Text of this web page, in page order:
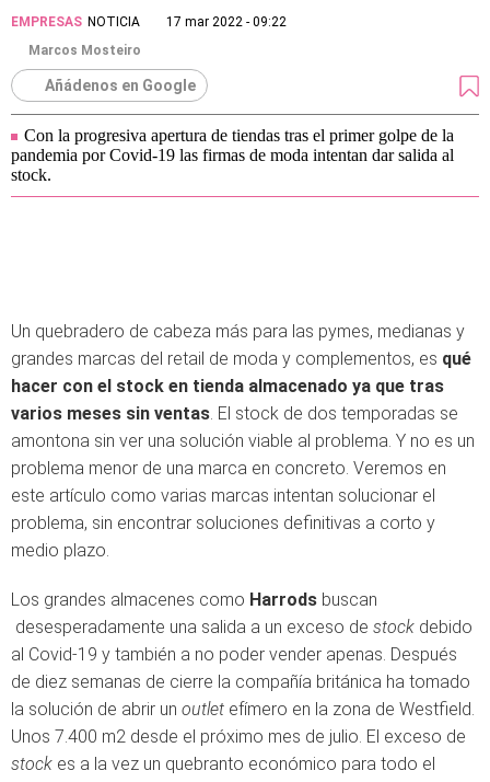
EMPRESAS NOTICIA
17 mar 2022 - 09:22
Marcos Mosteiro
Añádenos en Google
Con la progresiva apertura de tiendas tras el primer golpe de la
pandemia por Covid-19 las firmas de moda intentan dar salida al
stock.
Un quebradero de cabeza más para las pymes, medianas y
grandes marcas del retail de moda y complementos, es qué
hacer con el stock en tienda almacenado ya que tras
varios meses sin ventas. El stock de dos temporadas se
amontona sin ver una solución viable al problema. Y no es un
problema menor de una marca en concreto. Veremos en
este artículo como varias marcas intentan solucionar el
problema, sin encontrar soluciones definitivas a corto y
medio plazo.
Los grandes almacenes como Harrods buscan
desesperadamente una salida a un exceso de stock debido
al Covid-19 y también a no poder vender apenas. Después
de diez semanas de cierre la compañía británica ha tomado
la solución de abrir un outlet efímero en la zona de Westfield.
Unos 7.400 m2 desde el próximo mes de julio. El exceso de
stock es a la vez un quebranto económico para todo el